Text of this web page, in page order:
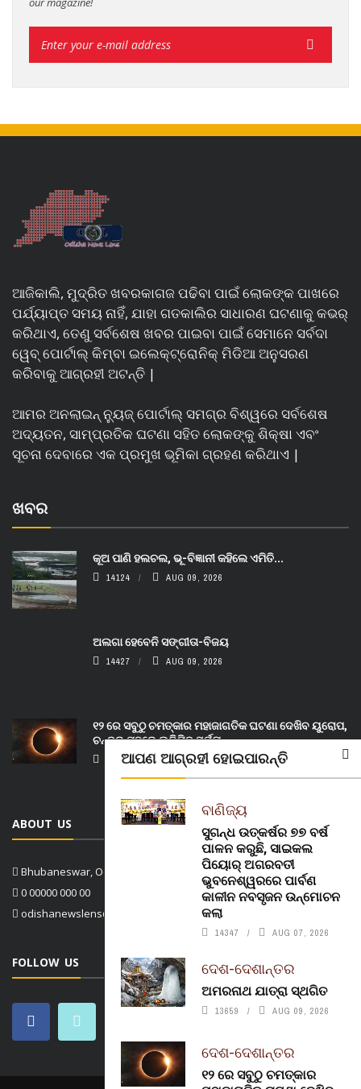
ଆପଣ ଆଗ୍ରହୀ ହୋଇପାରନ୍ତି
ବାଣିଜ୍ୟ
ସୁଗନ୍ଧ ଉତ୍କର୍ଷର ୭୭ ବର୍ଷ
ପାଳନ କରୁଛି, ସାଇକଲ
ପିୟୋର୍‌ ଅଗରବତୀ
ଭୁବନେଶ୍ୱରରେ ପାର୍ବଣ
କାଳୀନ ନବସୃଜନ ଉନ୍ମୋଚନ
କଲା
14347 AUG 07, 2026
ଦେଶ-ଦେଶାନ୍ତର
ଅମରନାଥ ଯାତ୍ରା ସ୍ଥଗିତ
13659 AUG 09, 2026
ଦେଶ-ଦେଶାନ୍ତର
୧୨ ରେ ସବୁଠୁ ଚମତ୍କାର
ଆଜିକାଲି, ମୁଦ୍ରିତ ଖବରକାଗଜ ପଢିବା ପାଇଁ ଲୋକଙ୍କ ପାଖରେ
ପର୍ଯ୍ୟାପ୍ତ ସମୟ ନାହିଁ, ଯାହା ଗତକାଲିର ସାଧାରଣ ଘଟଣାକୁ କଭର୍
କରିଥାଏ, ତେଣୁ ସର୍ବଶେଷ ଖବର ପାଇବା ପାଇଁ ସେମାନେ ସର୍ବଦା
ୱେବ୍ ପୋର୍ଟାଲ୍ କିମ୍ବା ଇଲେକ୍ଟ୍ରୋନିକ୍ ମିଡିଆ ଅନୁସରଣ
କରିବାକୁ ଆଗ୍ରହୀ ଅଟନ୍ତି |
ଆମର ଅନଲାଇନ୍ ନ୍ୟୁଜ୍ ପୋର୍ଟାଲ୍ ସମଗ୍ର ବିଶ୍ୱରେ ସର୍ବଶେଷ
ଅଦ୍ୟତନ, ସାମ୍ପ୍ରତିକ ଘଟଣା ସହିତ ଲୋକଙ୍କୁ ଶିକ୍ଷା ଏବଂ
ସୂଚନା ଦେବାରେ ଏକ ପ୍ରମୁଖ ଭୂମିକା ଗ୍ରହଣ କରିଥାଏ |
ଖବର
କୂଅ ପାଣି ହଲଚଲ, ଭୂ-ବିଜ୍ଞାନୀ କହିଲେ ଏମିତି...
14124 AUG 09, 2026
ଅଲଗା ହେବେନି ସଙ୍ଗୀତା-ବିଜୟ
14427 AUG 09, 2026
୧୨ ରେ ସବୁଠୁ ଚମତ୍କାର ମହାଜାଗତିକ ଘଟଣା ଦେଖିବ ୟୁରୋପ,
ଚନ୍ଦ୍ର ପଛରେ ଲୁଚିଯିବ ସୂର୍ଯ୍ୟ
14688 AUG 08, 2026
ABOUT US
Bhubaneswar, Odisha, India
0 00000 000 00
odishanewslens@gmail.com
FOLLOW US